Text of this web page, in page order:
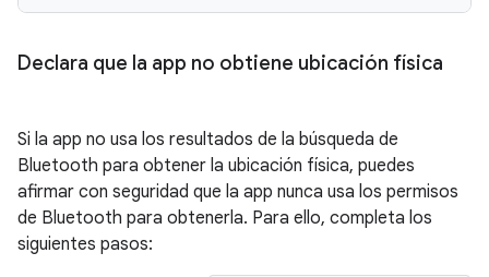
Declara que la app no obtiene ubicación física
Si la app no usa los resultados de la búsqueda de
Bluetooth para obtener la ubicación física, puedes
afirmar con seguridad que la app nunca usa los permisos
de Bluetooth para obtenerla. Para ello, completa los
siguientes pasos: